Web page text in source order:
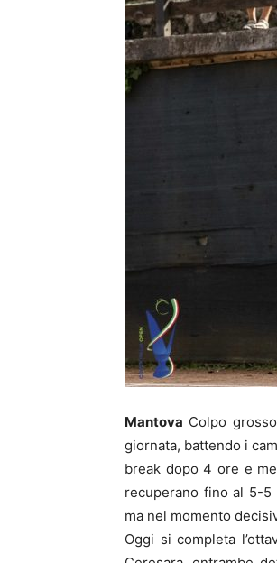
Mantova Colpo
giornata, battendo i
break dopo 4 ore e
recuperano fino al 5-5
ma nel momento
Oggi si completa